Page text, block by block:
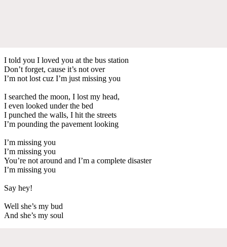
I told you I loved you at the bus station
Don’t forget, cause it’s not over
I’m not lost cuz I’m just missing you
I searched the moon, I lost my head,
I even looked under the bed
I punched the walls, I hit the streets
I’m pounding the pavement looking
I’m missing you
I’m missing you
You’re not around and I’m a complete disaster
I’m missing you
Say hey!
Well she’s my bud
And she’s my soul